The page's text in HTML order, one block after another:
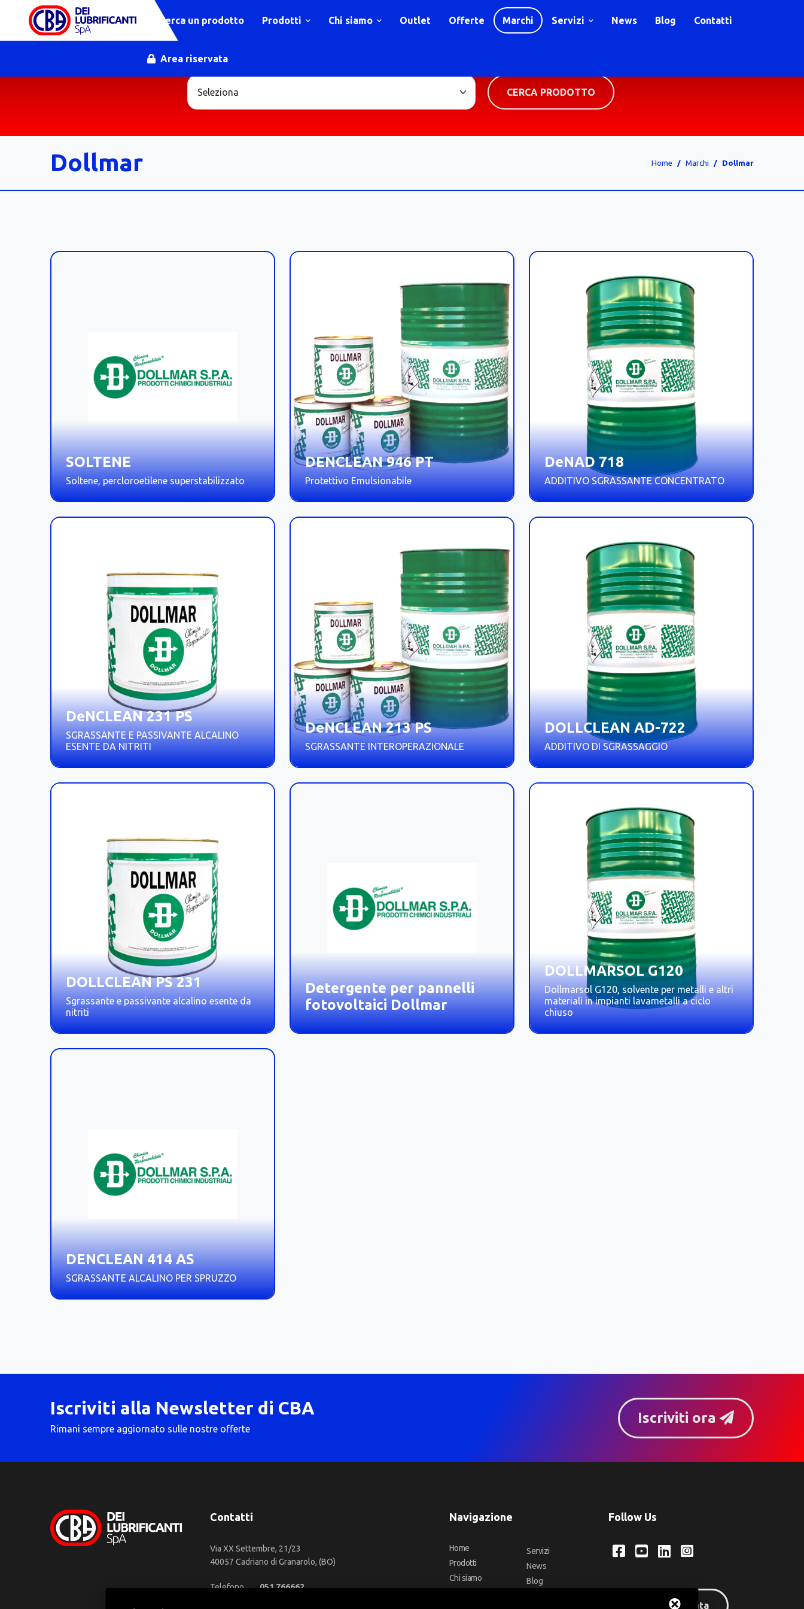
Cerca un prodotto Prodotti Chi siamo Outlet Offerte Marchi Servizi News Blog Contatti
Area riservata
CERCA PRODOTTO
Dollmar Home Marchi Dollmar
SOLTENE
Soltene, percloroetilene superstabilizzato
DENCLEAN 946 PT
Protettivo Emulsionabile
DeNAD 718
ADDITIVO SGRASSANTE CONCENTRATO
DeNCLEAN 231 PS
SGRASSANTE E PASSIVANTE ALCALINO
ESENTE DA NITRITI
DeNCLEAN 213 PS
SGRASSANTE INTEROPERAZIONALE
DOLLCLEAN AD-722
ADDITIVO DI SGRASSAGGIO
DOLLCLEAN PS 231
Sgrassante e passivante alcalino esente da
nitriti
Detergente per pannelli
fotovoltaici Dollmar
DOLLMARSOL G120
Dollmarsol G120, solvente per metalli e altri
materiali in impianti lavametalli a ciclo
chiuso
DENCLEAN 414 AS
SGRASSANTE ALCALINO PER SPRUZZO
Iscriviti alla Newsletter di CBA
Rimani sempre aggiornato sulle nostre offerte
Iscriviti ora
Contatti
Via XX Settembre, 21/23
40057 Cadriano di Granarolo, (BO)
Telefono
051 766662
Navigazione
Home
Prodotti
Chi siamo
Servizi
News
Blog
Follow Us
Area riservata